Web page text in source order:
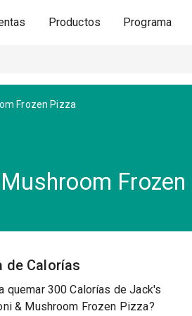
Productos Programa
Frozen Pizza
Frozen
de Calorías
quemar 300 Calorías de Jack's
& Mushroom Frozen Pizza?